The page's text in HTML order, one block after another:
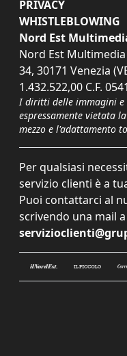
PRIVACY
WHISTLEBLOWING
Nord Est
Nord Est Multimedia
34, 30171 Venezia
1.432.522,00 C.F.
I diritti delle immagini e
espressamente vietata
mezzo e l'adattamento
Per qualsiasi
servizio clienti è a
Puoi contattarci al
scrivendo una mail a